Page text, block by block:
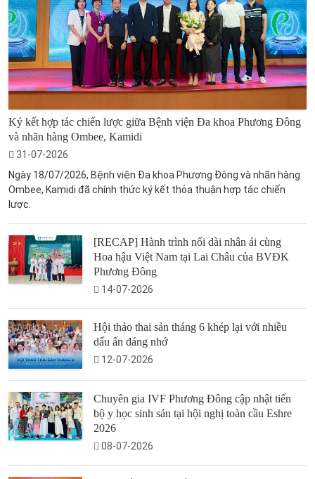
Ký kết hợp tác chiến lược giữa Bệnh viện Đa khoa Phương Đông
và nhãn hàng Ombee, Kamidi
31-07-2026
Ngày 18/07/2026, Bệnh viện Đa khoa Phương Đông và nhãn hàng
Ombee, Kamidi đã chính thức ký kết thỏa thuận hợp tác chiến
lược.
[RECAP] Hành trình nối dài nhân ái cùng
Hoa hậu Việt Nam tại Lai Châu của BVĐK
Phương Đông
14-07-2026
Hội thảo thai sản tháng 6 khép lại với nhiều
dấu ấn đáng nhớ
12-07-2026
Chuyên gia IVF Phương Đông cập nhật tiến
bộ y học sinh sản tại hội nghị toàn cầu Eshre
2026
08-07-2026